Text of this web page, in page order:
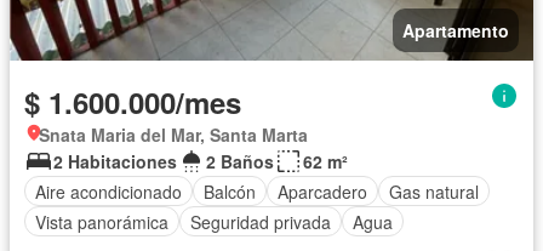
Apartamento
$ 1.600.000/mes
Snata Maria del Mar, Santa Marta
2 Habitaciones
2 Baños
62 m²
Aire acondicionado
Balcón Aparcadero
Gas natural
Vista panorámica
Seguridad privada Agua